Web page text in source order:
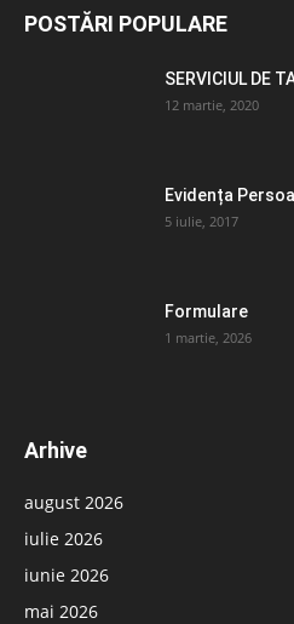
POSTĂRI POPULARE
SERVICIUL DE
12 martie, 2020
Evidența
5 iulie, 2017
Formulare
1 martie, 2026
Arhive
august 2026
iulie 2026
iunie 2026
mai 2026